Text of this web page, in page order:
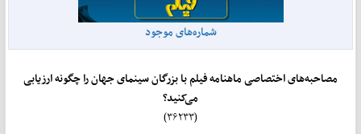
شماره‌های موجود
مصاحبه‌های اختصاصی ماهنامه فیلم با بزرگان سینمای جهان را چگونه ارزیابی
می‌کنید؟